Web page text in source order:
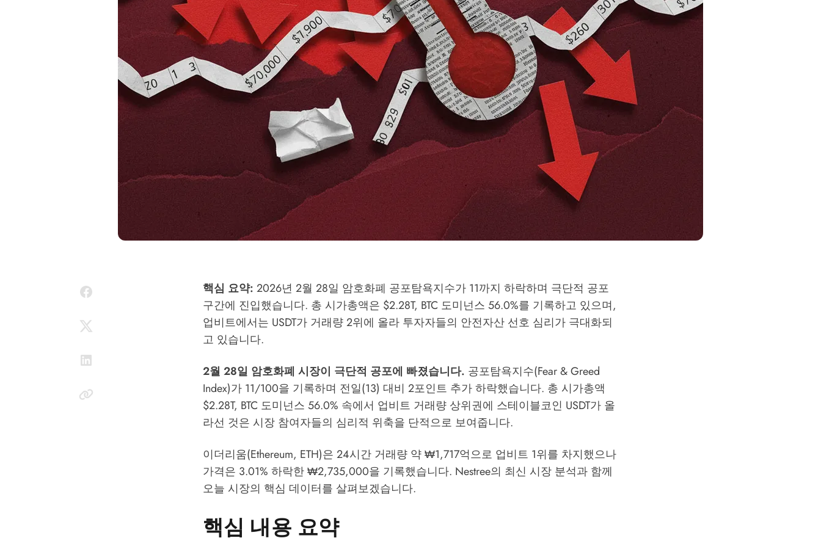
핵심 요약: 2026년 2월 28일 암호화폐 공포탐욕지수가 11까지 하락하며 극단적 공포
구간에 진입했습니다. 총 시가총액은 $2.28T, BTC 도미넌스 56.0%를 기록하고 있으며,
업비트에서는 USDT가 거래량 2위에 올라 투자자들의 안전자산 선호 심리가 극대화되
고 있습니다.
2월 28일 암호화폐 시장이 극단적 공포에 빠졌습니다. 공포탐욕지수(Fear & Greed
Index)가 11/100을 기록하며 전일(13) 대비 2포인트 추가 하락했습니다. 총 시가총액
$2.28T, BTC 도미넌스 56.0% 속에서 업비트 거래량 상위권에 스테이블코인 USDT가 올
라선 것은 시장 참여자들의 심리적 위축을 단적으로 보여줍니다.
이더리움(Ethereum, ETH)은 24시간 거래량 약 ₩1,717억으로 업비트 1위를 차지했으나
가격은 3.01% 하락한 ₩2,735,000을 기록했습니다. Nestree의 최신 시장 분석과 함께
오늘 시장의 핵심 데이터를 살펴보겠습니다.
핵심 내용 요약